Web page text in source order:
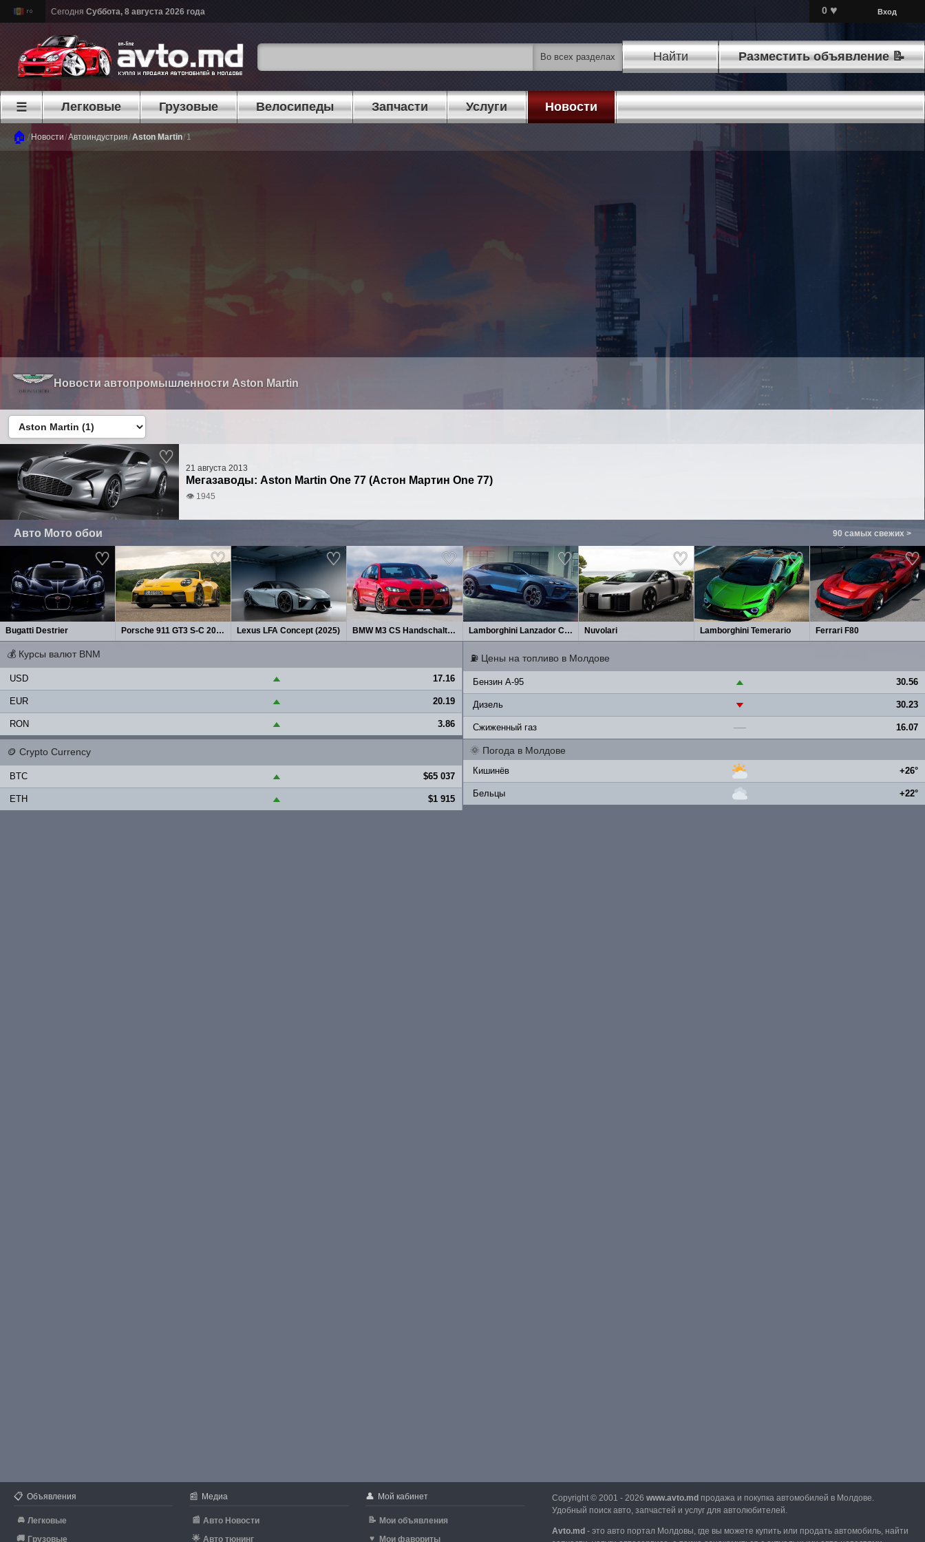
Сегодня Суббота, 8 августа 2026 года 0 ♥ Вход
Найти Разместить объявление 📝
☰ Легковые Грузовые Велосипеды Запчасти Услуги Новости
🏠 / Новости/Автоиндустрия/Aston Martin/1
Новости автопромышленности Aston Martin
21 августа 2013
Мегазаводы: Aston Martin One 77 (Астон Мартин One 77)
👁 1945
Авто Мото обои 90 самых свежих >
Bugatti Destrier Porsche 911 GT3 S-C 2027 Lexus LFA Concept (2025) BMW M3 CS Handschalter (2027) Lamborghini Lanzador Concept 2026 Nuvolari Lamborghini Temerario Ferrari F80
💰 Курсы валют BNM
USD ▲ 17.16
EUR ▲ 20.19
RON ▲ 3.86
⛽ Цены на топливо в Молдове
Бензин A-95 ▲ 30.56
Дизель ▼ 30.23
Сжиженный газ — 16.07
🪙 Crypto Currency
BTC ▲ $65 037
ETH ▲ $1 915
🌞 Погода в Молдове
Кишинёв +26°
Бельцы +22°
📋 Объявления
🚘 Легковые
🚚 Грузовые
📰 Медиа
📰 Авто Новости
🌟 Авто тюнинг
👤 Мой кабинет
📝 Мои объявления
♥
Мои фавориты
Copyright © 2001 - 2026www.avto.md продажа и покупка автомобилей в Молдове.
Удобный поиск авто, запчастей и услуг для автолюбителей.
Avto.md - это авто портал Молдовы, где вы можете купить или продать автомобиль, найти